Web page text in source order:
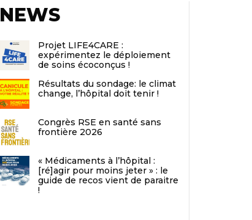
NEWS
Projet LIFE4CARE :
expérimentez le déploiement
de soins écoconçus !
Résultats du sondage: le climat
change, l’hôpital doit tenir !
Congrès RSE en santé sans
frontière 2026
« Médicaments à l’hôpital :
[ré]agir pour moins jeter » : le
guide de recos vient de paraitre
!